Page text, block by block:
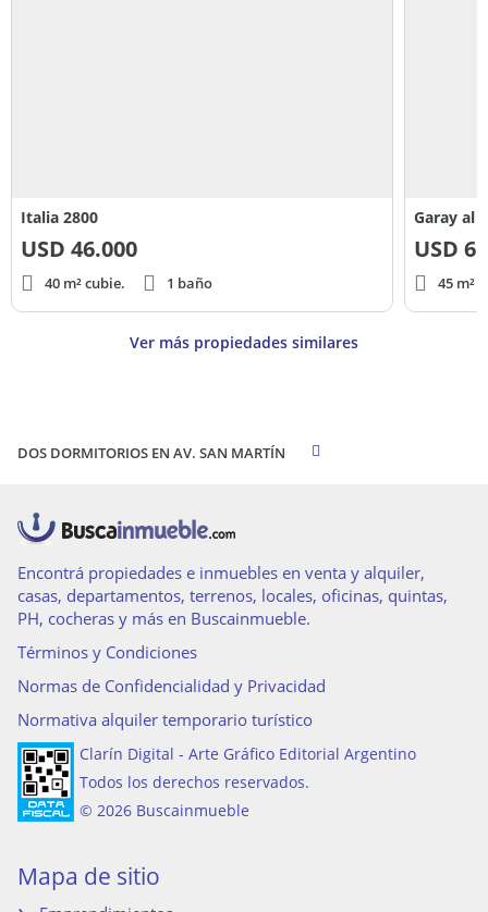
Italia 2800
USD 46.000
40 m² cubie. 1 baño
Garay al
USD
45 m²
Ver más propiedades similares
DOS DORMITORIOS EN AV. SAN MARTÍN
Encontrá propiedades e inmuebles en venta y alquiler,
casas, departamentos, terrenos, locales, oficinas, quintas,
PH, cocheras y más en Buscainmueble.
Términos y Condiciones
Normas de Confidencialidad y Privacidad
Normativa alquiler temporario turístico
Clarín Digital - Arte Gráfico Editorial Argentino
Todos los derechos reservados.
© 2026 Buscainmueble
Mapa de sitio